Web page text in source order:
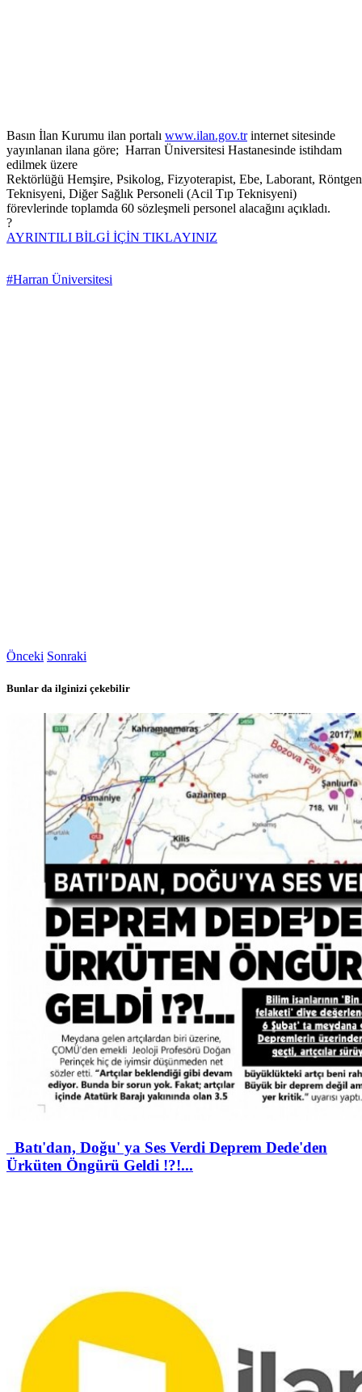
Basın İlan Kurumu ilan portalı www.ilan.gov.trinternet sitesinde
yayınlanan ilana göre; Harran Üniversitesi Hastanesinde istihdam
edilmek üzere
Rektörlüğü Hemşire, Psikolog, Fizyoterapist, Ebe, Laborant, Röntgen
Teknisyeni, Diğer Sağlık Personeli (Acil Tıp Teknisyeni)
förevlerinde toplamda 60 sözleşmeli personel alacağını açıkladı.
?
AYRINTILI BİLGİ İÇİN TIKLAYINIZ
#Harran Üniversitesi
Önceki Sonraki
Bunlar da ilginizi çekebilir
Batı'dan, Doğu' ya Ses Verdi Deprem Dede'den
Ürküten Öngürü Geldi !?!...